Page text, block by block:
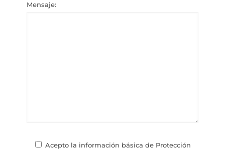
Mensaje:
Acepto la información básica de Protección